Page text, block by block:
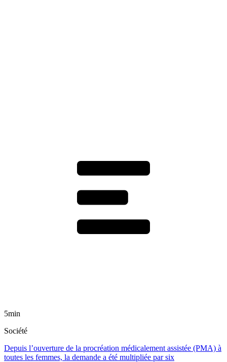
5min
Société
Depuis l’ouverture de la procréation médicalement assistée (PMA) à
toutes les femmes, la demande a été multipliée par six